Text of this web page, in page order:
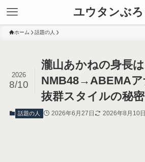
ユウタンぶろ
ホーム 話題の人
瀧山あかねの身長は
NMB48→ABEMAア
抜群スタイルの秘
2026
8/10
話題の人 2026年6月27日 2026年8月10日